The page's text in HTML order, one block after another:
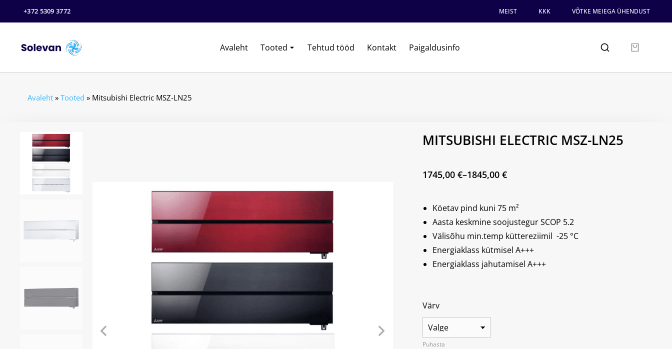
+372 5309 3772 MEIST KKK VÕTKE MEIEGA ÜHENDUST
Avaleht Tooted Tehtud tööd Kontakt Paigaldusinfo
Avaleht » Tooted » Mitsubishi Electric MSZ-LN25
MITSUBISHI ELECTRIC MSZ-LN25
1745,00€–1845,00€
Köetav pind kuni 75 m²
Aasta keskmine soojustegur SCOP 5.2
Välisõhu min.temp küttereziimil -25 °C
Energiaklass kütmisel A+++
Energiaklass jahutamisel A+++
Värv
Puhasta